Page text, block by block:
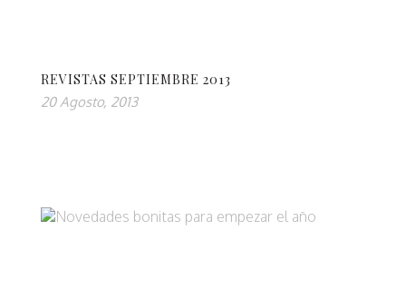
REVISTAS SEPTIEMBRE 2013
20 Agosto, 2013